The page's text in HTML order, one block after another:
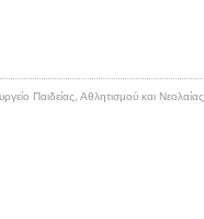
Παιδείας, Αθλητισμού και Νεολαίας